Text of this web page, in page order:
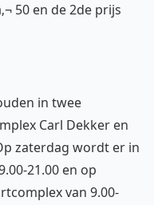
50 en de 2de prijs
in twee
Carl Dekker en
zaterdag wordt er in
21.00 en op
van 9.00-